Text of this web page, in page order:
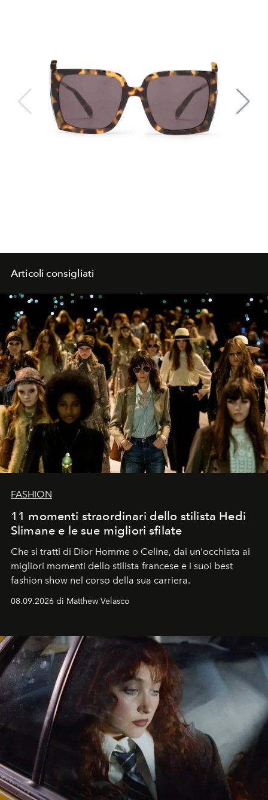
Articoli consigliati
FASHION
11 momenti straordinari dello stilista Hedi
Slimane e le sue migliori sfilate
Che si tratti di Dior Homme o Celine, dai un'occhiata ai
migliori momenti dello stilista francese e i suoi best
fashion show nel corso della sua carriera.
08.09.2026 di Matthew Velasco